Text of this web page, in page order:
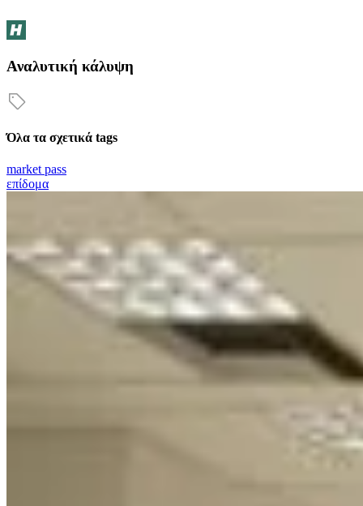
Αναλυτική κάλυψη
Όλα τα σχετικά tags
market pass
επίδομα